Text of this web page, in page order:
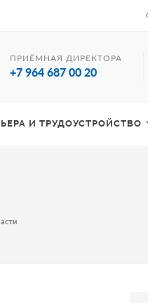
ПРИЁМНАЯ ДИРЕКТОРА
+7 964 687 00 20
И ТРУДОУСТРОЙСТВО